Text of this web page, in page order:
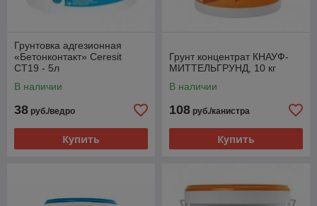
Грунтовка адгезионная
«Бетонконтакт» Ceresit
CT19 - 5л
В наличии
38 руб./ведро
Купить
Грунт концентрат КНАУФ-
МИТТЕЛЬГРУНД, 10 кг
В наличии
108 руб./канистра
Купить